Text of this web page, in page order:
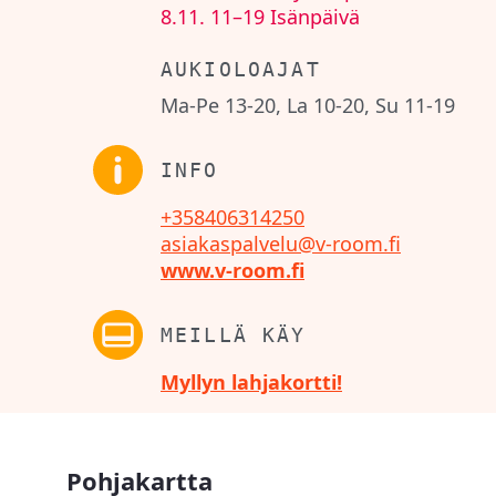
8.11. 11–19 Isänpäivä
AUKIOLOAJAT
Ma-Pe 13-20, La 10-20, Su 11-19
INFO
+358406314250
asiakaspalvelu@v-room.fi
www.v-room.fi
MEILLÄ KÄY
Myllyn lahjakortti!
Pohjakartta